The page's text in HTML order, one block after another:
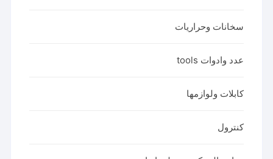
سخانات وحراريات
عدد وادوات tools
كابلات ولوازمها
كنترول